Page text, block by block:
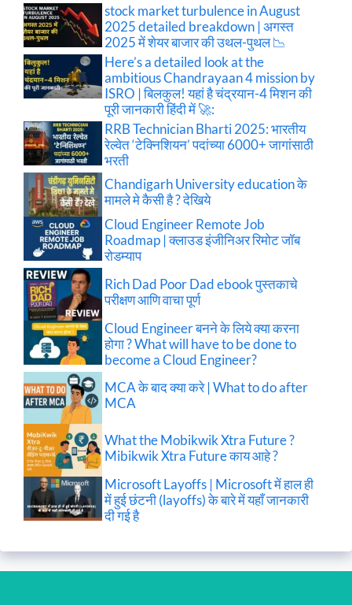
stock market turbulence in August
2025 detailed breakdown | अगस्त
2025 में शेयर बाजार की उथल-पुथल 📉
Here’s a detailed look at the
ambitious Chandrayaan 4 mission by
ISRO | बिलकुल! यहां है चंद्रयान-4 मिशन की
पूरी जानकारी हिंदी में 🚀:
RRB Technician Bharti 2025: भारतीय
रेल्वेत ‘टेक्निशियन’ पदांच्या 6000+ जागांसाठी
भरती
Chandigarh University education के
मामले मे कैसी है ? देखिये
Cloud Engineer Remote Job
Roadmap | क्लाउड इंजीनिअर रिमोट जॉब
रोडम्याप
Rich Dad Poor Dad ebook पुस्तकाचे
परीक्षण आणि वाचा पूर्ण
Cloud Engineer बनने के लिये क्या करना
होगा ? What will have to be done to
become a Cloud Engineer?
MCA के बाद क्या करे | What to do after
MCA
What the Mobikwik Xtra Future ?
Mibikwik Xtra Future काय आहे ?
Microsoft Layoffs | Microsoft में हाल ही
में हुई छंटनी (layoffs) के बारे में यहाँ जानकारी
दी गई है